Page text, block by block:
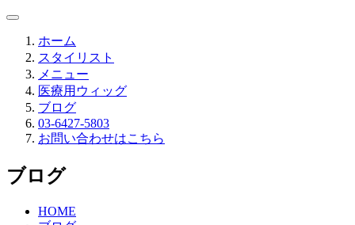
ホーム
スタイリスト
メニュー
医療用ウィッグ
ブログ
03-6427-5803
お問い合わせはこちら
ブログ
HOME